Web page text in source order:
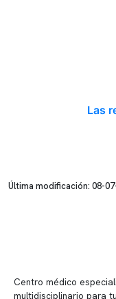
Las
Última modificación: 08-
Centro médico
multidisciplinario para